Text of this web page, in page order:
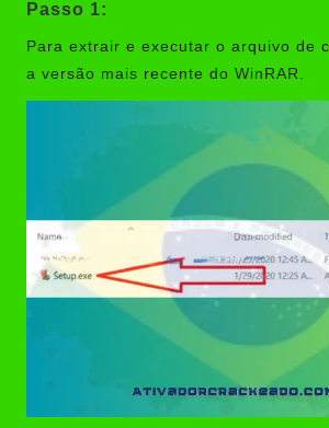
Passo 1:
Para extrair e executar o arquivo de
a versão mais recente do WinRAR.